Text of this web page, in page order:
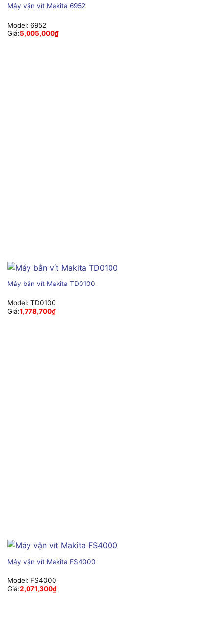
Máy vặn vít Makita 6952
Model: 6952
Giá:5,005,000₫
Máy bắn vít Makita TD0100
Model: TD0100
Giá:1,778,700₫
Máy vặn vít Makita FS4000
Model: FS4000
Giá:2,071,300₫